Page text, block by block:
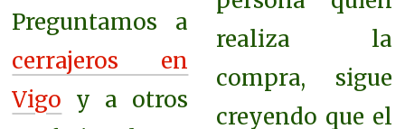
Preguntamos a
cerrajeros en
Vigo y a otros
realiza la
compra, sigue
creyendo que el